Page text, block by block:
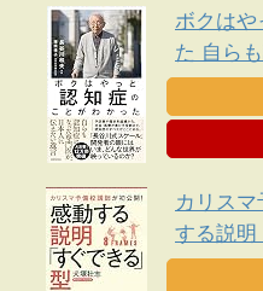
ボクはや
た 自ら
日本人に
カリス
する説明